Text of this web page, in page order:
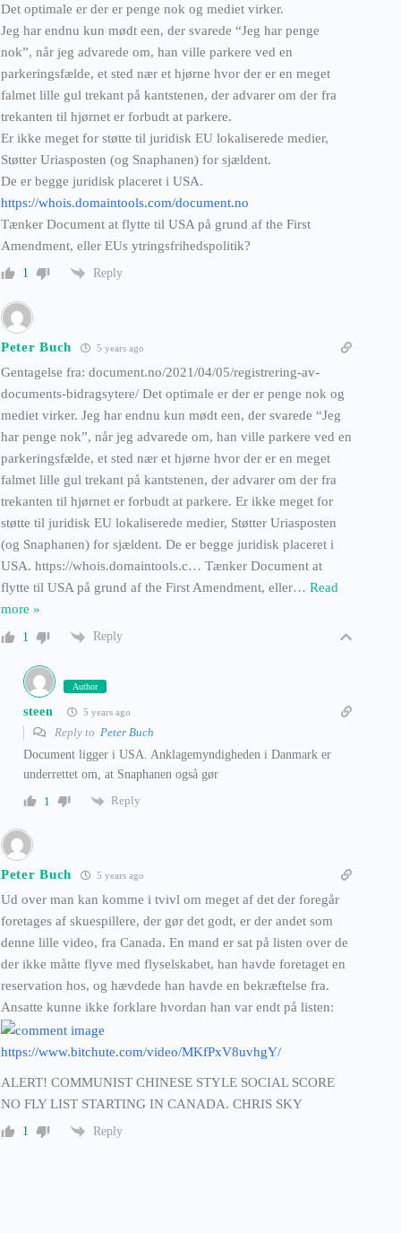
Det optimale er der er penge nok og mediet virker.
Jeg har endnu kun mødt een, der svarede “Jeg har penge
nok”, når jeg advarede om, han ville parkere ved en
parkeringsfælde, et sted nær et hjørne hvor der er en meget
falmet lille gul trekant på kantstenen, der advarer om der fra
trekanten til hjørnet er forbudt at parkere.
Er ikke meget for støtte til juridisk EU lokaliserede medier,
Støtter Uriasposten (og Snaphanen) for sjældent.
De er begge juridisk placeret i USA.
https://whois.domaintools.com/document.no
Tænker Document at flytte til USA på grund af the First
Amendment, eller EUs ytringsfrihedspolitik?
1 Reply
Peter Buch 5 years ago
Gentagelse fra: document.no/2021/04/05/registrering-av-
documents-bidragsytere/ Det optimale er der er penge nok og
mediet virker. Jeg har endnu kun mødt een, der svarede “Jeg
har penge nok”, når jeg advarede om, han ville parkere ved en
parkeringsfælde, et sted nær et hjørne hvor der er en meget
falmet lille gul trekant på kantstenen, der advarer om der fra
trekanten til hjørnet er forbudt at parkere. Er ikke meget for
støtte til juridisk EU lokaliserede medier, Støtter Uriasposten
(og Snaphanen) for sjældent. De er begge juridisk placeret i
USA. https://whois.domaintools.c… Tænker Document at
flytte til USA på grund af the First Amendment, eller… Read
more »
1 Reply
Author
steen 5 years ago
Reply to Peter Buch
Document ligger i USA. Anklagemyndigheden i Danmark er
underrettet om, at Snaphanen også gør
1
Reply
Peter Buch 5 years ago
Ud over man kan komme i tvivl om meget af det der foregår
foretages af skuespillere, der gør det godt, er der andet som
denne lille video, fra Canada. En mand er sat på listen over de
der ikke måtte flyve med flyselskabet, han havde foretaget en
reservation hos, og hævdede han havde en bekræftelse fra.
Ansatte kunne ikke forklare hvordan han var endt på listen:
https://www.bitchute.com/video/MKfPxV8uvhgY/
ALERT! COMMUNIST CHINESE STYLE SOCIAL SCORE
NO FLY LIST STARTING IN CANADA. CHRIS SKY
1 Reply